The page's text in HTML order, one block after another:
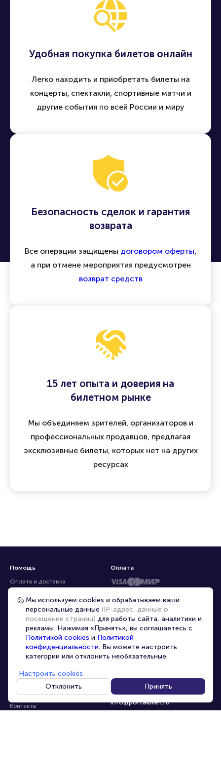
Удобная покупка билетов онлайн
Легко находить и приобретать билеты на
концерты, спектакли, спортивные матчи и
другие события по всей России и миру
Безопасность сделок и гарантия
возврата
Все операции защищены договором оферты,
а при отмене мероприятия предусмотрен
возврат средств
15 лет опыта и доверия на
билетном рынке
Мы объединяем зрителей, организаторов и
профессиональных продавцов, предлагая
эксклюзивные билеты, которых нет на других
ресурсах
Помощь
Оплата и доставка
Частые вопросы
Перепродажа билетов
Организаторам
Корпоративным клиентам
VIP-билеты
Персональные данные
О компании
Контакты
8-800-500-42-62
8-499-226-15-14
info@portalbilet.ru
С 10:00 до 21:00,
Оплата
Мы используем cookies и обрабатываем ваши
персональные данные (IP-адрес, данные о
посещении страниц) для работы сайта, аналитики и
рекламы. Нажимая «Принять», вы соглашаетесь с
Политикой cookies и Политикой
конфиденциальности. Вы можете настроить
категории или отклонить необязательные.
Настроить cookies
Отклонить
Принять